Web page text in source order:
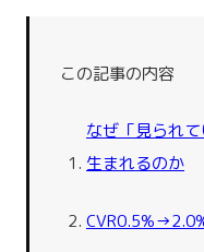
この記事の内容
なぜ「見られ
生まれるのか